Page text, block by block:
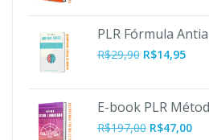
PLR Fórmula
R$29,90 R$14,95
E-book PLR
R$197,00 O
R$47,00O